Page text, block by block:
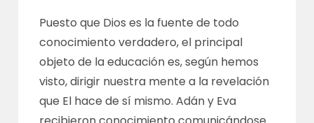
Puesto que Dios es la fuente de todo
conocimiento verdadero, el principal
objeto de la educación es, según hemos
visto, dirigir nuestra mente a la revelación
que El hace de sí mismo. Adán y Eva